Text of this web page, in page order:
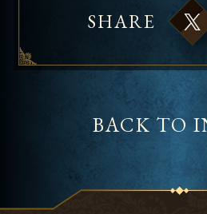
SHARE
BACK TO